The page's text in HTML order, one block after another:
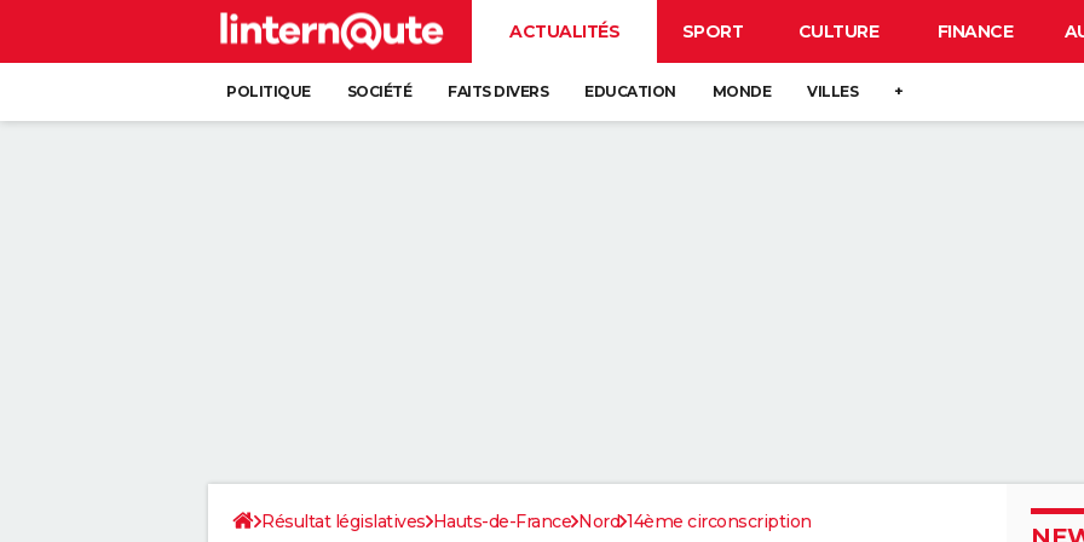
ACTUALITÉS SPORT CULTURE FINANCE
POLITIQUE SOCIÉTÉ FAITS DIVERS EDUCATION MONDE VILLES +
Résultat législatives Hauts-de-France Nord 14ème circonscription